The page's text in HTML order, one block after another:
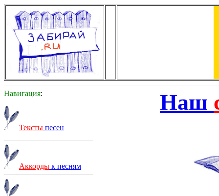
Навигация:
Тексты песен
Аккорды к песням
Наш